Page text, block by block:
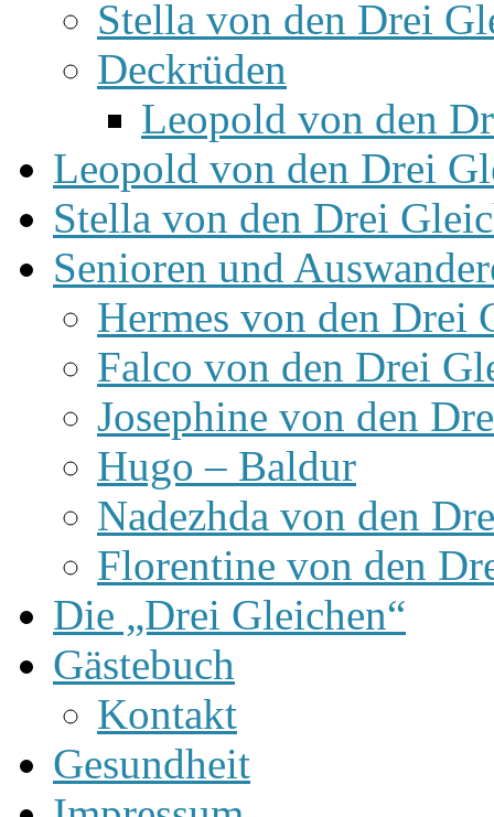
Stella von den Drei
Deckrüden
Leopold von den
Leopold von den Drei
Stella von den Drei
Senioren und
Hermes von den Drei
Falco von den Drei
Josephine von den
Hugo – Baldur
Nadezhda von den
Florentine von den
Die „Drei Gleichen“
Gästebuch
Kontakt
Gesundheit